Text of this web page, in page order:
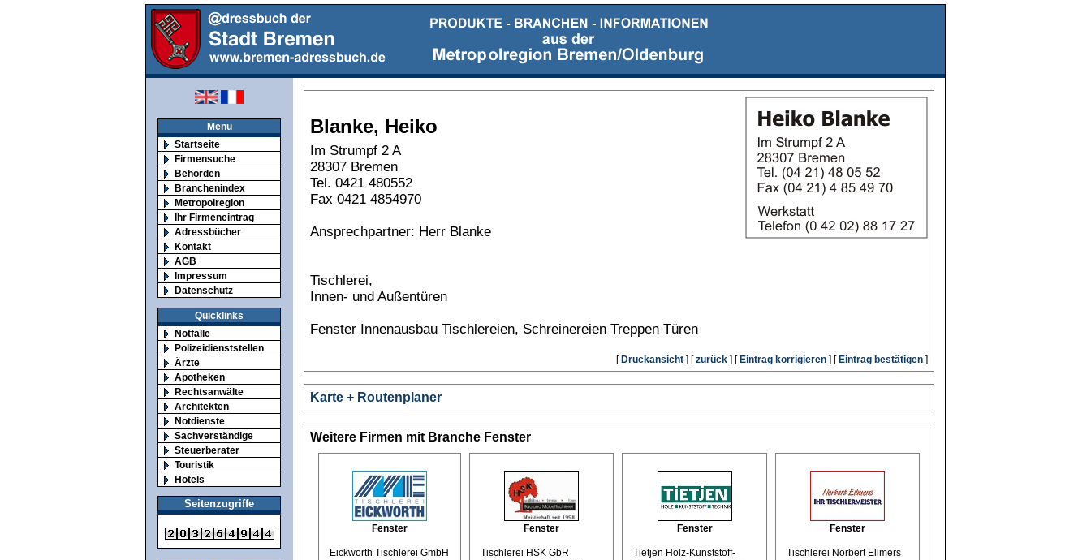
Menu
Startseite
Firmensuche
Behörden
Branchenindex
Metropolregion
Ihr Firmeneintrag
Adressbücher
Kontakt
AGB
Impressum
Datenschutz
Quicklinks
Notfälle
Polizeidienststellen
Ärzte
Apotheken
Rechtsanwälte
Architekten
Notdienste
Sachverständige
Steuerberater
Touristik
Hotels
Seitenzugriffe
Blanke, Heiko
Im Strumpf 2 A
28307 Bremen
Tel. 0421 480552
Fax 0421 4854970
Ansprechpartner: Herr Blanke
Tischlerei,
Innen- und Außentüren
Fenster Innenausbau Tischlereien, Schreinereien Treppen Türen
[Druckansicht ] [zurück ] [Eintrag korrigieren ] [Eintrag bestätigen ]
Karte + Routenplaner
Weitere Firmen mit Branche Fenster
Fenster
Eickworth Tischlerei GmbH
Fenster
Tischlerei HSK GbR
Fenster
Tietjen Holz-Kunststoff-
Fenster
Tischlerei Norbert Ellmers